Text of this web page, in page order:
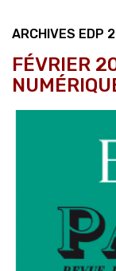
ARCHIVES EDP
FÉVRIER